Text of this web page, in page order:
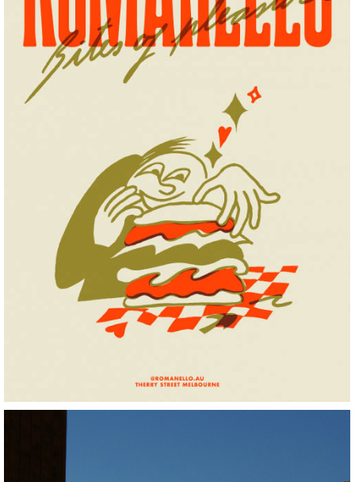
Romanello
+